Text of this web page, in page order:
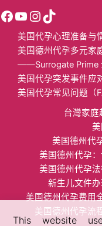
美国代孕心理准备与
美国德州代孕多元家
——Surrogate Prime
美国代孕突发事件应
美国代孕常见问题（
台灣家
美国​德州代
美国德州代孕
美国德州代孕
新生儿文件办
美国德州代孕费用
美国德州代孕流
This website